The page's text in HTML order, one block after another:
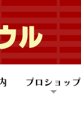
ル
プロショップ